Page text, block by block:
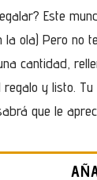
Este
la ola) Pero no
cantidad,
y listo.
que le